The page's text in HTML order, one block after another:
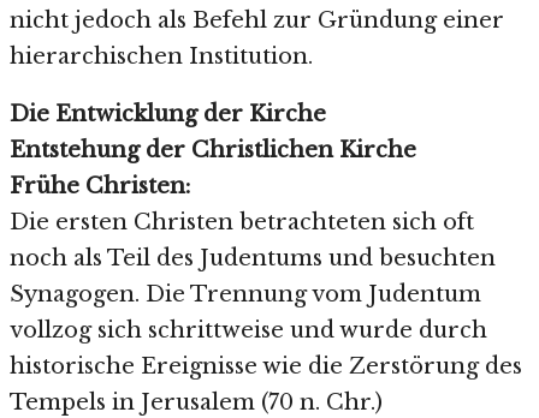
nicht jedoch als Befehl zur Gründung einer
hierarchischen Institution.
Die Entwicklung der Kirche
Entstehung der Christlichen Kirche
Frühe Christen:
Die ersten Christen betrachteten sich oft
noch als Teil des Judentums und besuchten
Synagogen. Die Trennung vom Judentum
vollzog sich schrittweise und wurde durch
historische Ereignisse wie die Zerstörung des
Tempels in Jerusalem (70 n. Chr.)